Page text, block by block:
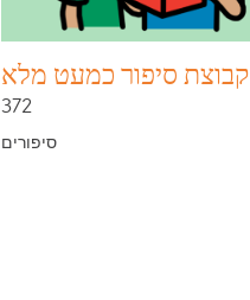
קבוצת סיפור כמעט מלא
372
סיפורים